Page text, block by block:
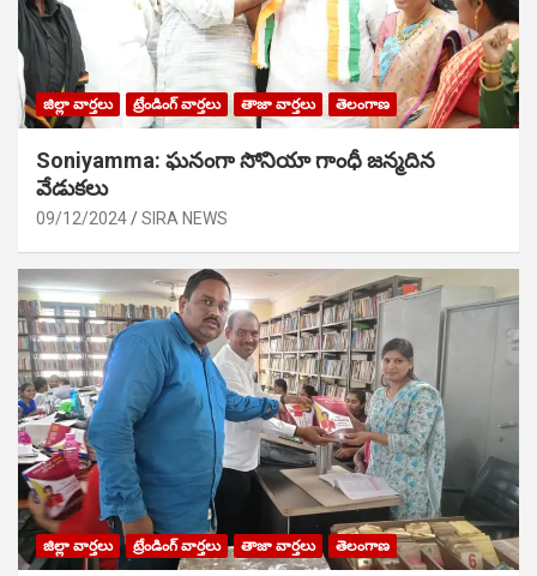
జిల్లా వార్తలు ట్రేండింగ్ వార్తలు తాజా వార్తలు తెలంగాణ
Soniyamma: ఘ‌నంగా సోనియా గాంధీ జ‌న్మ‌దిన
వేడుక‌లు
09/12/2024 SIRA NEWS
జిల్లా వార్తలు ట్రేండింగ్ వార్తలు తాజా వార్తలు తెలంగాణ